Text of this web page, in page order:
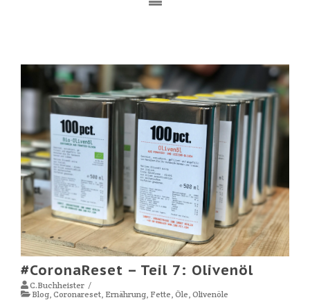
#CoronaReset – Teil 7: Olivenöl
C.Buchheister
Blog, Coronareset, Ernährung, Fette Öle Olivenöle